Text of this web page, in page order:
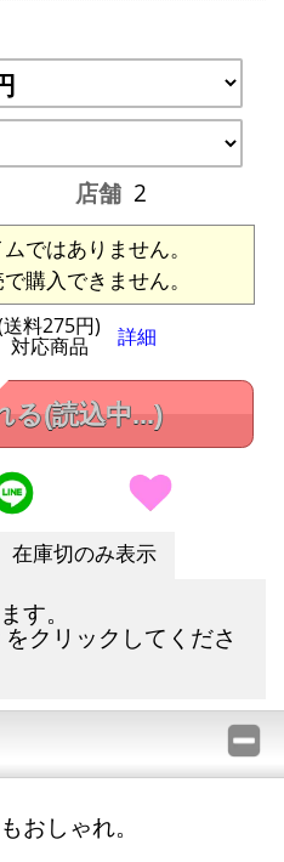
店舗 2
ではありません。
購入できません。
料275円)
対応商品 詳細
る(読込中...)
在庫切のみ表示
す。
をクリックしてくださ
おしゃれ。